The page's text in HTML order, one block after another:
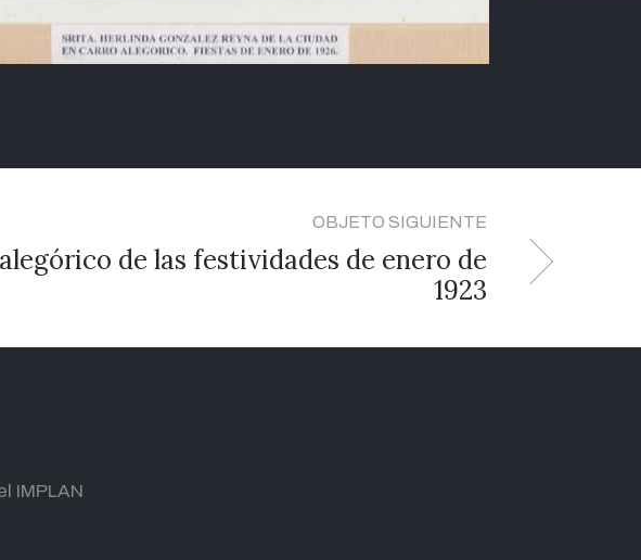
OBJETO SIGUIENTE
de las festividades de enero de
1923
IMPLAN